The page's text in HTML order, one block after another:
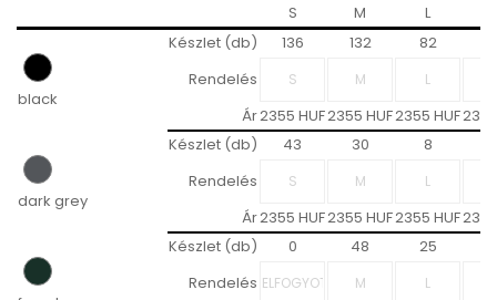
S M L
black
Készlet (db) 136 132 82
Rendelés
Ár2355 HUF2355 HUF2355 HUF
dark grey
Készlet (db) 43 30 8
Rendelés
Ár2355 HUF2355 HUF2355 HUF
Készlet (db) 0 48 25
Rendelés